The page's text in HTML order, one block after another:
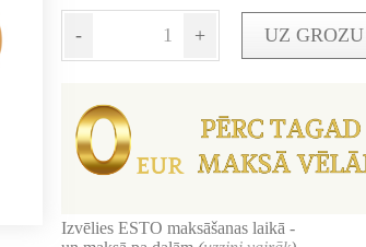
- + UZ GROZU
Izvēlies ESTO maksāšanas laikā -